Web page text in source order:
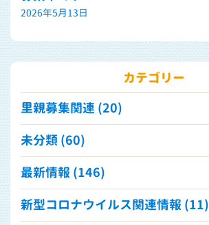
2026年5月13日
カテゴリー
里親募集関連 (20)
未分類 (60)
最新情報 (146)
新型コロナウイルス関連情報 (11)